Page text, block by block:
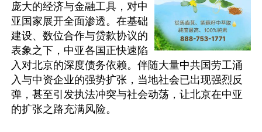
庞大的经济与金融工具，对中
亚国家展开全面渗透。在基础
建设、数位合作与贷款协议的
表象之下，中亚各国正快速陷
入对北京的深度债务依赖。伴随大量中共国劳工涌
入与中资企业的强势扩张，当地社会已出现强烈反
弹，甚至引发执法冲突与社会动荡，让北京在中亚
的扩张之路充满风险。